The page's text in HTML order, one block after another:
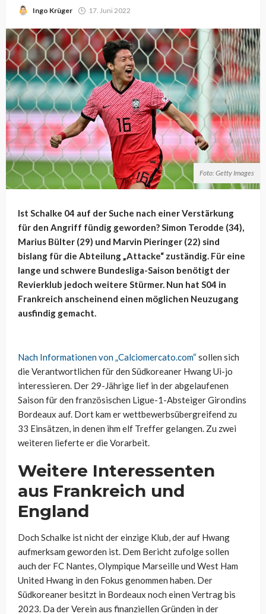
Ingo Krüger 17. Juni 2022
Foto: Getty Images
Ist Schalke 04 auf der Suche nach einer Verstärkung
für den Angriff fündig geworden? Simon Terodde (34),
Marius Bülter (29) und Marvin Pieringer (22) sind
bislang für die Abteilung „Attacke“ zuständig. Für eine
lange und schwere Bundesliga-Saison benötigt der
Revierklub jedoch weitere Stürmer. Nun hat S04 in
Frankreich anscheinend einen möglichen Neuzugang
ausfindig gemacht.
Nach Informationen von „Calciomercato.com“sollen sich
die Verantwortlichen für den Südkoreaner Hwang Ui-jo
interessieren. Der 29-Jährige lief in der abgelaufenen
Saison für den französischen Ligue-1-Absteiger Girondins
Bordeaux auf. Dort kam er wettbewerbsübergreifend zu
33 Einsätzen, in denen ihm elf Treffer gelangen. Zu zwei
weiteren lieferte er die Vorarbeit.
Weitere Interessenten
aus Frankreich und
England
Doch Schalke ist nicht der einzige Klub, der auf Hwang
aufmerksam geworden ist. Dem Bericht zufolge sollen
auch der FC Nantes, Olympique Marseille und West Ham
United Hwang in den Fokus genommen haben. Der
Südkoreaner besitzt in Bordeaux noch einen Vertrag bis
2023. Da der Verein aus finanziellen Gründen in der